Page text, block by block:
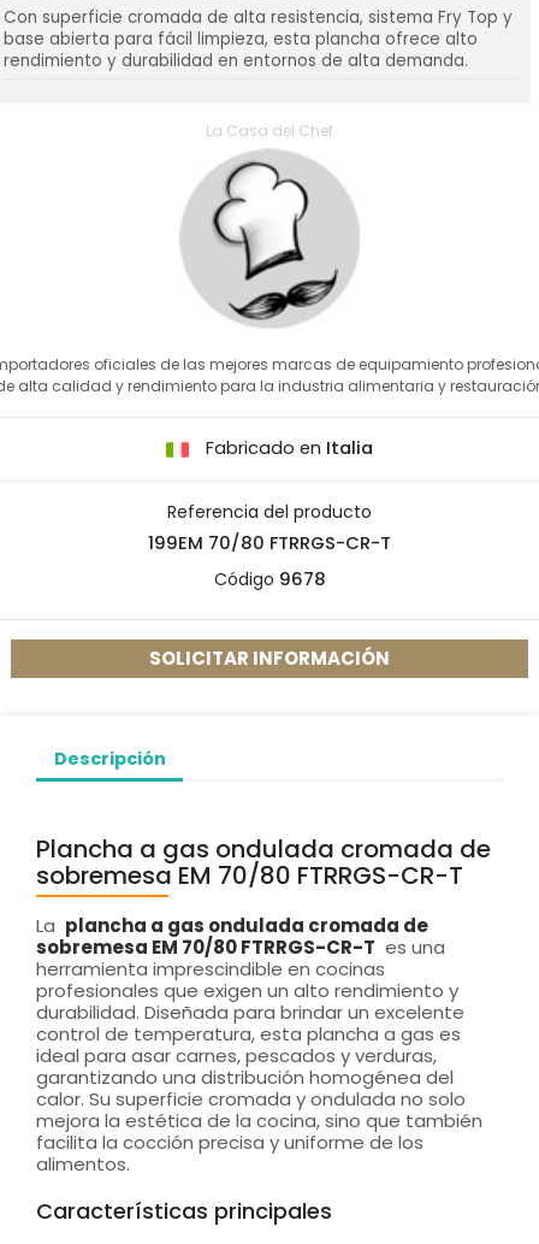
Con superficie cromada de alta resistencia, sistema Fry Top y
base abierta para fácil limpieza, esta plancha ofrece alto
rendimiento y durabilidad en entornos de alta demanda.
La Casa del Chef
oficiales de las mejores marcas de equipamiento
alta calidad y rendimiento para la industria alimentaria y
Fabricado en Italia
Referencia del producto
199EM 70/80 FTRRGS-CR-T
Código 9678
SOLICITAR INFORMACIÓN
Descripción
Plancha a gas ondulada cromada de
sobremesa EM 70/80 FTRRGS-CR-T
La plancha a gas ondulada cromada de
sobremesa EM 70/80 FTRRGS-CR-T es una
herramienta imprescindible en cocinas
profesionales que exigen un alto rendimiento y
durabilidad. Diseñada para brindar un excelente
control de temperatura, esta plancha a gas es
ideal para asar carnes, pescados y verduras,
garantizando una distribución homogénea del
calor. Su superficie cromada y ondulada no solo
mejora la estética de la cocina, sino que también
facilita la cocción precisa y uniforme de los
alimentos.
Características principales